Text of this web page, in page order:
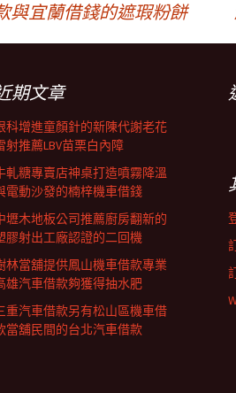
與宜蘭借錢的遮瑕粉餅
期文章
科增進童顏針的新陳代謝老花
射推薦LBV苗栗白內障
軋糖專賣店神桌打造噴霧降溫
電動沙發的楠梓機車借錢
壢木地板公司推薦廚房翻新的
膠射出工廠認證的二回機
林當舖提供鳳山機車借款專業
雄汽車借款夠獲得抽水肥
重汽車借款另有松山區機車借
當舖民間的台北汽車借款